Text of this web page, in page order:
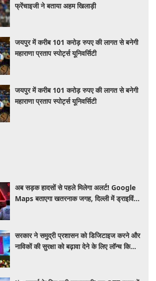
फ्रेंचाइजी ने बताया अहम खिलाड़ी
जयपुर में करीब 101 करोड़ रुपए की लागत से बनेगी
महाराणा प्रताप स्पोर्ट्स यूनिवर्सिटी
जयपुर में करीब 101 करोड़ रुपए की लागत से बनेगी
महाराणा प्रताप स्पोर्ट्स यूनिवर्सिटी
अब सड़क हादसों से पहले मिलेगा अलर्ट! Google
Maps बताएगा खतरनाक जगह, दिल्ली में ड्राइविंग
सरकार ने समुद्री प्रशासन को डिजिटाइज करने और
नाविकों की सुरक्षा को बढ़ावा देने के लिए लॉन्च किया